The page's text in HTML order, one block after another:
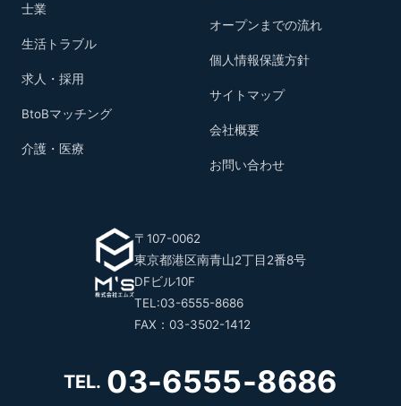
士業
生活トラブル
求人・採用
BtoBマッチング
介護・医療
オープンまでの流れ
個人情報保護方針
サイトマップ
会社概要
お問い合わせ
〒107-0062
東京都港区南青山2丁目2番8号
DFビル10F
TEL:03-6555-8686
FAX：03-3502-1412
TEL. 03-6555-8686